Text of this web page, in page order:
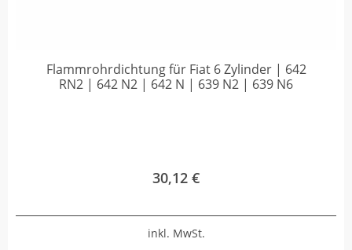
Flammrohrdichtung für Fiat 6 Zylinder | 642
RN2 | 642 N2 | 642 N | 639 N2 | 639 N6
30,12 €
inkl. MwSt.